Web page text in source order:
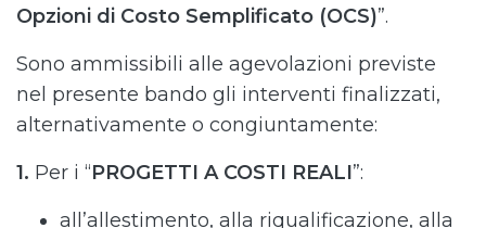
Opzioni di Costo Semplificato (OCS)”.
Sono ammissibili alle agevolazioni previste
nel presente bando gli interventi finalizzati,
alternativamente o congiuntamente:
1. Per i “PROGETTI A COSTI REALI”:
all’allestimento, alla riqualificazione, alla